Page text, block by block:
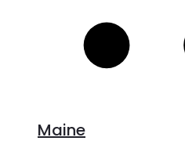
Maine